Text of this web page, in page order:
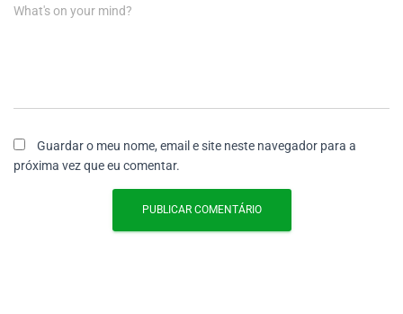
What's on your mind?
Guardar o meu nome, email e site neste navegador para a
próxima vez que eu comentar.